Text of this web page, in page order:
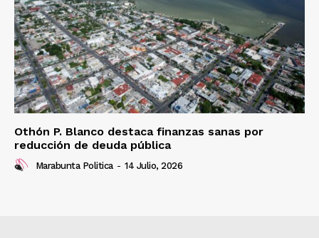
Othón P. Blanco destaca finanzas sanas por
reducción de deuda pública
Marabunta Politica - 14 Julio, 2026